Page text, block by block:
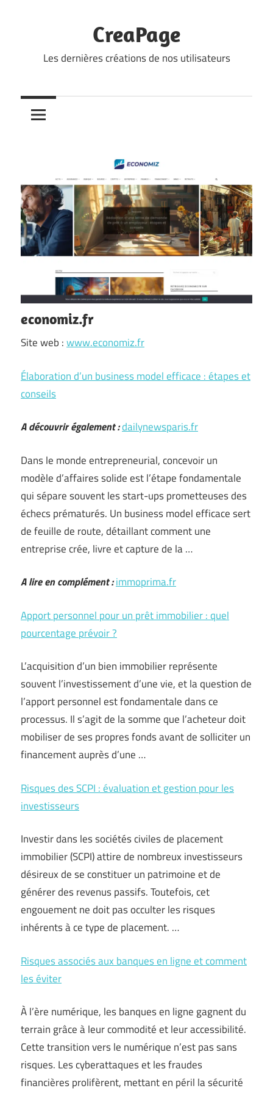
CreaPage
Les dernières créations de nos utilisateurs
economiz.fr
Site web :www.economiz.fr
Élaboration d’un business model efficace : étapes et
conseils
A découvrir également :dailynewsparis.fr
Dans le monde entrepreneurial, concevoir un
modèle d’affaires solide est l’étape fondamentale
qui sépare souvent les start-ups prometteuses des
échecs prématurés. Un business model efficace sert
de feuille de route, détaillant comment une
entreprise crée, livre et capture de la …
A lire en complément :immoprima.fr
Apport personnel pour un prêt immobilier : quel
pourcentage prévoir ?
L’acquisition d’un bien immobilier représente
souvent l’investissement d’une vie, et la question de
l’apport personnel est fondamentale dans ce
processus. Il s’agit de la somme que l’acheteur doit
mobiliser de ses propres fonds avant de solliciter un
financement auprès d’une …
Risques des SCPI : évaluation et gestion pour les
investisseurs
Investir dans les sociétés civiles de placement
immobilier (SCPI) attire de nombreux investisseurs
désireux de se constituer un patrimoine et de
générer des revenus passifs. Toutefois, cet
engouement ne doit pas occulter les risques
inhérents à ce type de placement. …
Risques associés aux banques en ligne et comment
les éviter
À l’ère numérique, les banques en ligne gagnent du
terrain grâce à leur commodité et leur accessibilité.
Cette transition vers le numérique n’est pas sans
risques. Les cyberattaques et les fraudes
financières prolifèrent, mettant en péril la sécurité